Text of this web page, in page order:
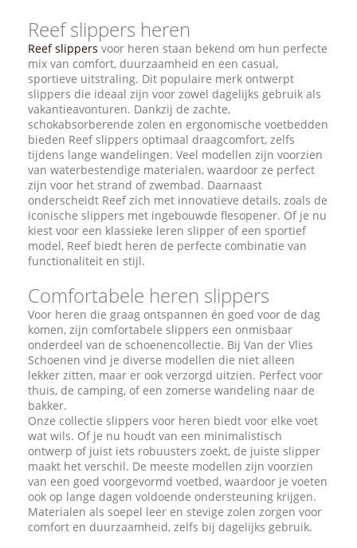
Reef slippers heren
Reef slippers voor heren staan bekend om hun perfecte
mix van comfort, duurzaamheid en een casual,
sportieve uitstraling. Dit populaire merk ontwerpt
slippers die ideaal zijn voor zowel dagelijks gebruik als
vakantieavonturen. Dankzij de zachte,
schokabsorberende zolen en ergonomische voetbedden
bieden Reef slippers optimaal draagcomfort, zelfs
tijdens lange wandelingen. Veel modellen zijn voorzien
van waterbestendige materialen, waardoor ze perfect
zijn voor het strand of zwembad. Daarnaast
onderscheidt Reef zich met innovatieve details, zoals de
iconische slippers met ingebouwde flesopener. Of je nu
kiest voor een klassieke leren slipper of een sportief
model, Reef biedt heren de perfecte combinatie van
functionaliteit en stijl.
Comfortabele heren slippers
Voor heren die graag ontspannen én goed voor de dag
komen, zijn comfortabele slippers een onmisbaar
onderdeel van de schoenencollectie. Bij Van der Vlies
Schoenen vind je diverse modellen die niet alleen
lekker zitten, maar er ook verzorgd uitzien. Perfect voor
thuis, de camping, of een zomerse wandeling naar de
bakker.
Onze collectie slippers voor heren biedt voor elke voet
wat wils. Of je nu houdt van een minimalistisch
ontwerp of juist iets robuusters zoekt, de juiste slipper
maakt het verschil. De meeste modellen zijn voorzien
van een goed voorgevormd voetbed, waardoor je voeten
ook op lange dagen voldoende ondersteuning krijgen.
Materialen als soepel leer en stevige zolen zorgen voor
comfort en duurzaamheid, zelfs bij dagelijks gebruik.